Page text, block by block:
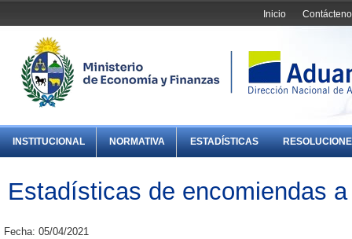
Inicio
INSTITUCIONAL NORMATIVA ESTADÍSTICAS
Estadísticas de encomiendas
Fecha: 05/04/2021